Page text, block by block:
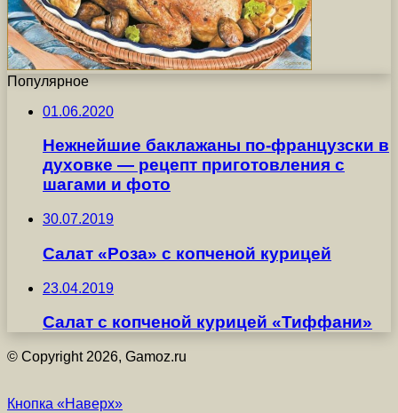
Популярное
01.06.2020
Нежнейшие баклажаны по-французски в
духовке — рецепт приготовления с
шагами и фото
30.07.2019
Салат «Роза» с копченой курицей
23.04.2019
Салат с копченой курицей «Тиффани»
© Copyright 2026, Gamoz.ru
Кнопка «Наверх»